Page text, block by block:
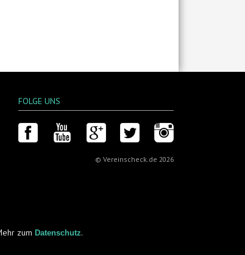
FOLGE UNS
Facebook YouTube Google+ Twitter Instagram
© Vereinscheck.de 2026
zum Datenschutz.